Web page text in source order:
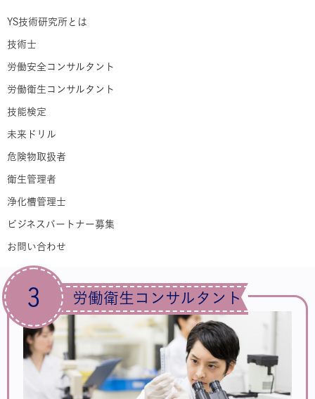
YS技術研究所とは
技術士
労働安全コンサルタント
労働衛生コンサルタント
技能検定
未来ドリル
危険物取扱者
衛生管理者
浄化槽管理士
ビジネスパートナー募集
お問い合わせ
労働衛生コンサルタント
3